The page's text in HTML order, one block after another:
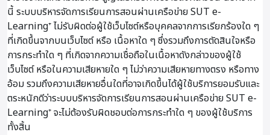
นี้ ระบบบริหารจัดการเรียนการสอนผ่านเครือข่าย SUT e-
Learning⁺ ไม่รับผิดต่อผู้ใช้เว็บไซต์หรือบุคคลจากการเรียกร้องใด ๆ
ที่เกิดขึ้นจากบนเว็บไซต์ หรือ เนื้อหาใด ๆ ซึ่งรวมถึงการตัดสินใจหรือ
การกระทำใด ๆ ที่เกิดจากความเชื่อถือในเนื้อหาดังกล่าวของผู้ใช้
เว็บไซต์ หรือในความเสียหายใด ๆ ไม่ว่าความเสียหายทางตรง หรือทาง
อ้อม รวมถึงความเสียหายอื่นใดที่อาจเกิดขึ้นได้ผู้ใช้บริการยอมรับและ
ตระหนักดีว่าระบบบริหารจัดการเรียนการสอนผ่านเครือข่าย SUT e-
Learning⁺ จะไม่ต้องรับผิดชอบต่อการกระทำใด ๆ ของผู้ใช้บริการ
ทั้งสิ้น